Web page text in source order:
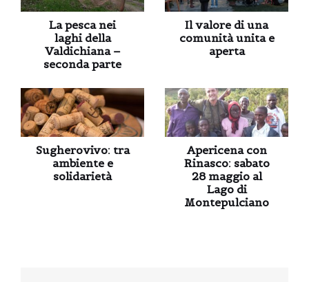
La pesca nei
laghi della
Valdichiana –
seconda parte
Il valore di una
comunità unita e
aperta
Sugherovivo: tra
ambiente e
solidarietà
Apericena con
Rinasco: sabato
28 maggio al
Lago di
Montepulciano